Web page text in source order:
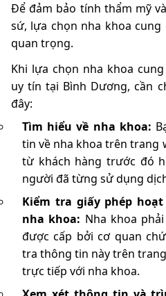
Để đảm bảo tính thẩm mỹ
sứ, lựa chọn nha khoa
quan trọng.
Khi lựa chọn nha khoa
uy tín tại Bình Dương, cần
đây:
Tìm hiểu về nha khoa:
tin về nha khoa trên trang
từ khách hàng trước đó
người đã từng sử dụng
Kiểm tra giấy phép
nha khoa: Nha khoa
được cấp bởi cơ quan
tra thông tin này trên
trực tiếp với nha khoa.